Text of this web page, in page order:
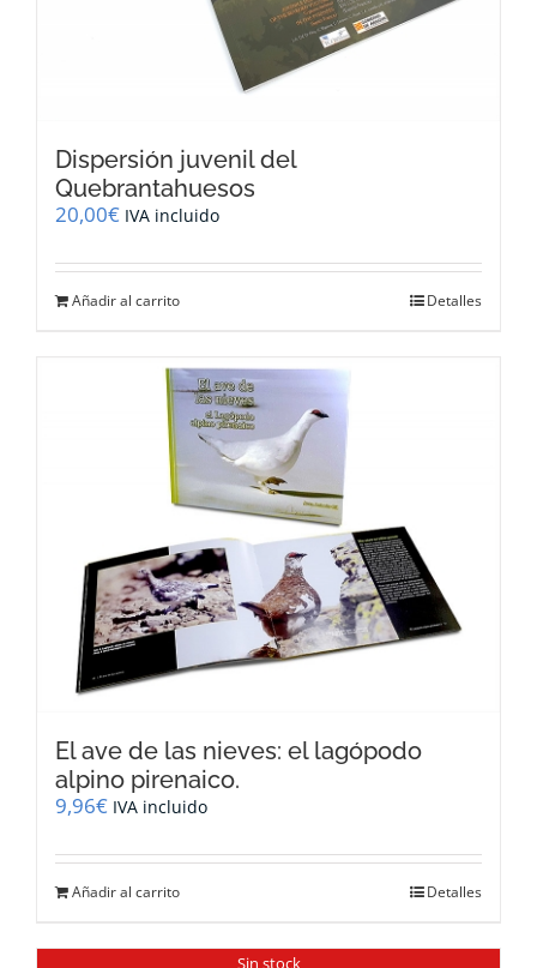
Dispersión juvenil del
Quebrantahuesos
20,00€ IVA incluido
Añadir al carrito Detalles
El ave de las nieves: el lagópodo
alpino pirenaico.
9,96€ IVA incluido
Añadir al carrito Detalles
Sin stock